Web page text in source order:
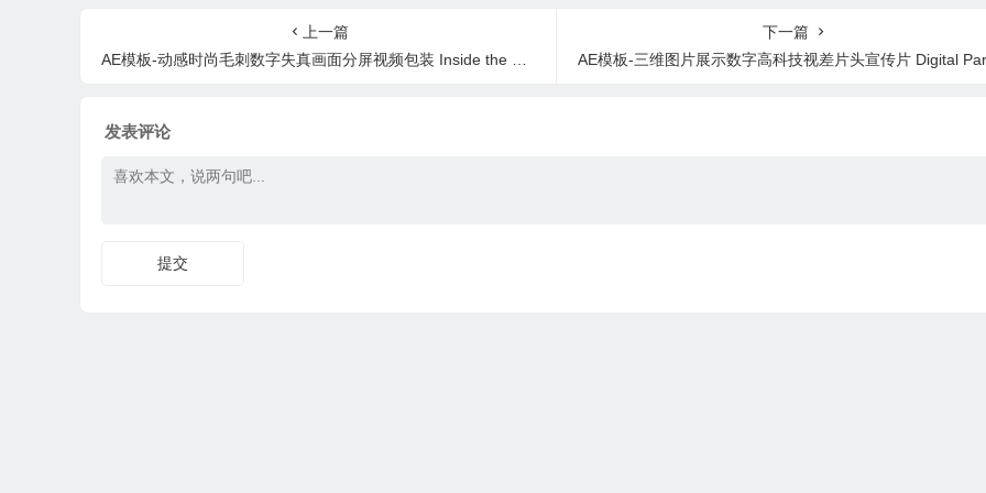
景音乐
上一篇
AE模板-动感时尚毛刺数字失真画面分屏视频包装 Inside the Night Package
下一篇
AE模板-三维图片展示数字高科技视差片头宣传片 Digital
发表评论